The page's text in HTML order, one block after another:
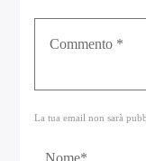
La tua email non sarà